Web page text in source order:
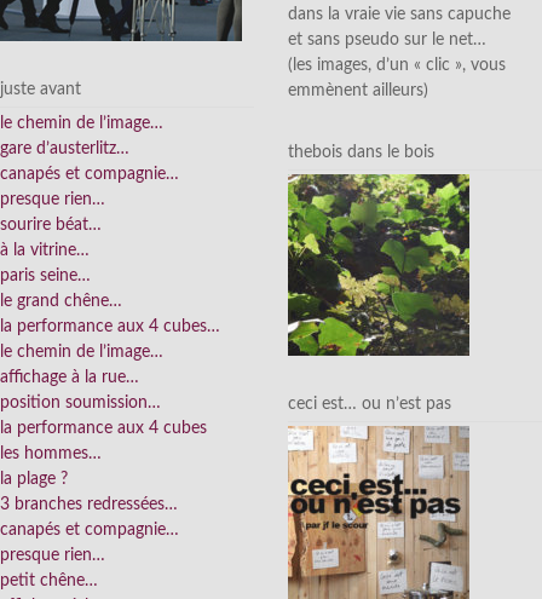
juste avant
le chemin de l’image…
gare d’austerlitz…
canapés et compagnie…
presque rien…
sourire béat…
à la vitrine…
paris seine…
le grand chêne…
la performance aux 4 cubes…
le chemin de l’image…
affichage à la rue…
position soumission…
la performance aux 4 cubes
les hommes…
la plage ?
3 branches redressées…
canapés et compagnie…
presque rien…
petit chêne…
dans la vraie vie sans capuche
et sans pseudo sur le net…
(les images, d’un « clic », vous
emmènent ailleurs)
thebois dans le bois
ceci est… ou n’est pas